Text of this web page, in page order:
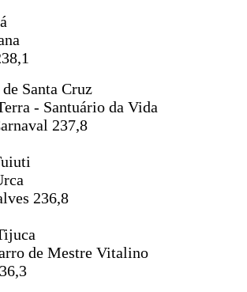
Santa Cruz
- Santuário da Vida
237,8
236,8
de Mestre Vitalino